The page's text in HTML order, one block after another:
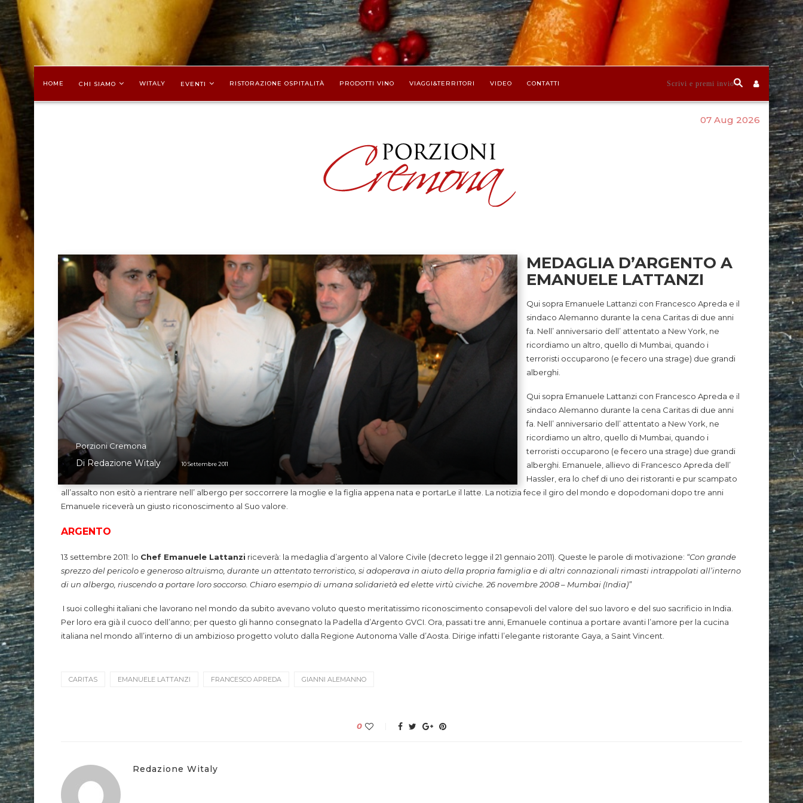
HOME CHI SIAMO WITALY EVENTI RISTORAZIONE OSPITALITÀ PRODOTTI VINO VIAGGI&TERRITORI VIDEO CONTATTI
07 Aug 2026
Porzioni Cremona
Di Redazione Witaly 10 Settembre 2011
MEDAGLIA D’ARGENTO A
EMANUELE LATTANZI
Qui sopra Emanuele Lattanzi con Francesco Apreda e il
sindaco Alemanno durante la cena Caritas di due anni
fa. Nell’ anniversario dell’ attentato a New York, ne
ricordiamo un altro, quello di Mumbai, quando i
terroristi occuparono (e fecero una strage) due grandi
alberghi.
Qui sopra Emanuele Lattanzi con Francesco Apreda e il
sindaco Alemanno durante la cena Caritas di due anni
fa. Nell’ anniversario dell’ attentato a New York, ne
ricordiamo un altro, quello di Mumbai, quando i
terroristi occuparono (e fecero una strage) due grandi
alberghi. Emanuele, allievo di Francesco Apreda dell’
Hassler, era lo chef di uno dei ristoranti e pur scampato
all’assalto non esitò a rientrare nell’ albergo per soccorrere la moglie e la figlia appena nata e portarLe il latte. La notizia fece il giro del mondo e dopodomani dopo tre anni
Emanuele riceverà un giusto riconoscimento al Suo valore.
ARGENTO
13 settembre 2011: lo Chef Emanuele Lattanzi riceverà: la medaglia d’argento al Valore Civile (decreto legge il 21 gennaio 2011). Queste le parole di motivazione: “Con grande
sprezzo del pericolo e generoso altruismo, durante un attentato terroristico, si adoperava in aiuto della propria famiglia e di altri connazionali rimasti intrappolati all’interno
di un albergo, riuscendo a portare loro soccorso. Chiaro esempio di umana solidarietà ed elette virtù civiche. 26 novembre 2008 – Mumbai (India)”
I suoi colleghi italiani che lavorano nel mondo da subito avevano voluto questo meritatissimo riconoscimento consapevoli del valore del suo lavoro e del suo sacrificio in India.
Per loro era già il cuoco dell’anno; per questo gli hanno consegnato la Padella d’Argento GVCI. Ora, passati tre anni, Emanuele continua a portare avanti l’amore per la cucina
italiana nel mondo all’interno di un ambizioso progetto voluto dalla Regione Autonoma Valle d’Aosta. Dirige infatti l’elegante ristorante Gaya, a Saint Vincent.
CARITAS EMANUELE LATTANZI FRANCESCO APREDA GIANNI ALEMANNO
0
Redazione Witaly